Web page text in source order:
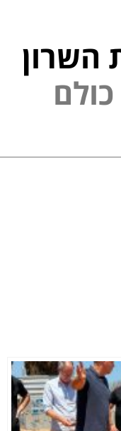
השרון